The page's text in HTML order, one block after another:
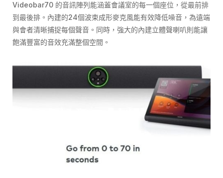
Videobar70 的音訊陣列能涵蓋會議室的每一個座位，從最前排
到最後排。內建的24個波束成形麥克風能有效降低噪音，為遠端
與會者清晰捕捉每個聲音。同時，強大的內建立體聲喇叭則能讓
飽滿豐富的音效充滿整個空間。